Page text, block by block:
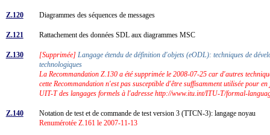
Z.120 Diagrammes des séquences de messages
Z.121 Rattachement des données SDL aux diagrammes MSC
Z.130 [Supprimée] Langage étendu de définition d'objets (eODL): techniques de
technologiques
La Recommandation Z.130 a été supprimée le 2008-07-25 car d'autres
cette Recommandation n'est pas susceptible d'être suffisamment utilisée pour
UIT-T des langages formels à l'adresse http://www.itu.int/ITU-T/formal-
Z.140
Notation de test et de commande de test version 3 (TTCN-3): langage noyau
Renumérotée Z.161 le 2007-11-13